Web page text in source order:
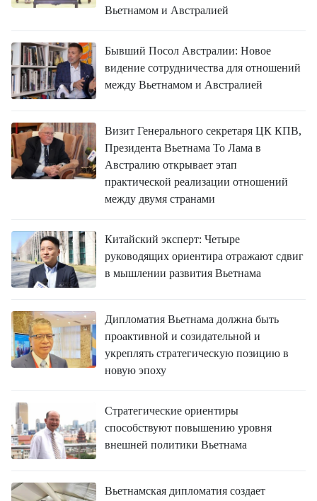
Вьетнамом и Австралией
Бывший Посол Австралии: Новое
видение сотрудничества для отношений
между Вьетнамом и Австралией
Визит Генерального секретаря ЦК КПВ,
Президента Вьетнама То Лама в
Австралию открывает этап
практической реализации отношений
между двумя странами
Китайский эксперт: Четыре
руководящих ориентира отражают сдвиг
в мышлении развития Вьетнама
Дипломатия Вьетнама должна быть
проактивной и созидательной и
укреплять стратегическую позицию в
новую эпоху
Стратегические ориентиры
способствуют повышению уровня
внешней политики Вьетнама
Вьетнамская дипломатия создает